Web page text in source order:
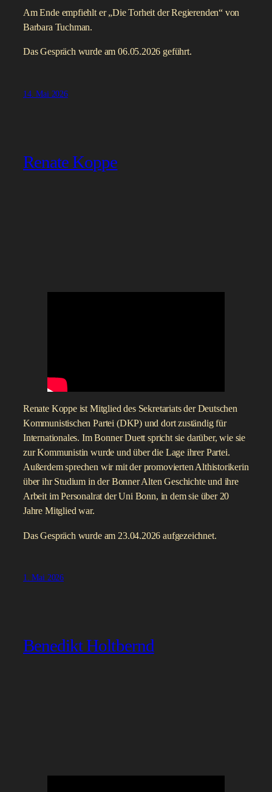
Am Ende empfiehlt er „Die Torheit der Regierenden“ von
Barbara Tuchman.
Das Gespräch wurde am 06.05.2026 geführt.
14. Mai 2026
Renate Koppe
Renate Koppe ist Mitglied des Sekretariats der Deutschen
Kommunistischen Partei (DKP) und dort zuständig für
Internationales. Im Bonner Duett spricht sie darüber, wie sie
zur Kommunistin wurde und über die Lage ihrer Partei.
Außerdem sprechen wir mit der promovierten Althistorikerin
über ihr Studium in der Bonner Alten Geschichte und ihre
Arbeit im Personalrat der Uni Bonn, in dem sie über 20
Jahre Mitglied war.
Das Gespräch wurde am 23.04.2026 aufgezeichnet.
1. Mai 2026
Benedikt Holtbernd